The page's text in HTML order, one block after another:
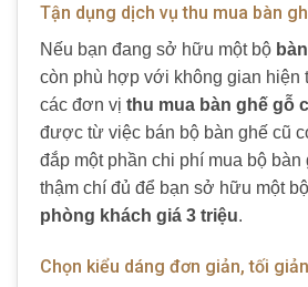
Tận dụng dịch vụ thu mua bàn
Nếu bạn đang sở hữu một bộ
còn phù hợp với không gian hiện
các đơn vị thu mua bàn ghế gỗ
được từ việc bán bộ bàn ghế cũ
đắp một phần chi phí mua bộ
thậm chí đủ để bạn sở hữu một bộ
phòng khách giá 3 triệu.
Chọn kiểu dáng đơn giản, tối